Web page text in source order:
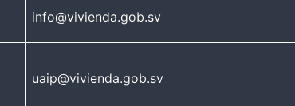
info@vivienda.gob.sv
uaip@vivienda.gob.sv